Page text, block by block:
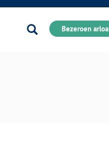
Bilatu Bezeroen arloa